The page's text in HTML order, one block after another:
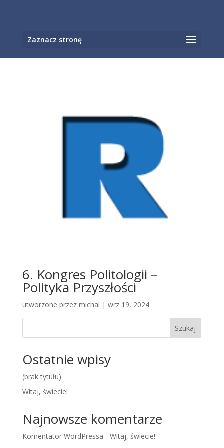
Zaznacz stronę
6. Kongres Politologii –
Polityka Przyszłości
utworzone przez michal | wrz 19, 2024
Szukaj
Ostatnie wpisy
(brak tytułu)
Witaj, świecie!
Najnowsze komentarze
Komentator WordPressa - Witaj, świecie!